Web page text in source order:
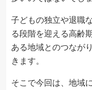
子どもの独立や退職
る段階を迎える高齢
ある地域とのつなが
きます。
そこで今回は、地域